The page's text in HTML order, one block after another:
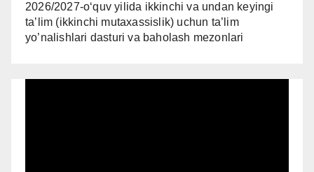
2026/2027-oʻquv yilida ikkinchi va undan keyingi
taʼlim (ikkinchi mutaxassislik) uchun ta’lim
yo’nalishlari dasturi va baholash mezonlari